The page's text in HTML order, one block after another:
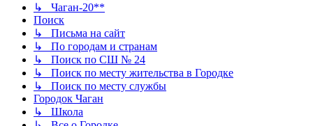
↳ Чаган-20**
Поиск
↳ Письма на сайт
↳ По городам и странам
↳ Поиск по СШ № 24
↳ Поиск по месту жительства в Городке
↳ Поиск по месту службы
Городок Чаган
↳ Школа